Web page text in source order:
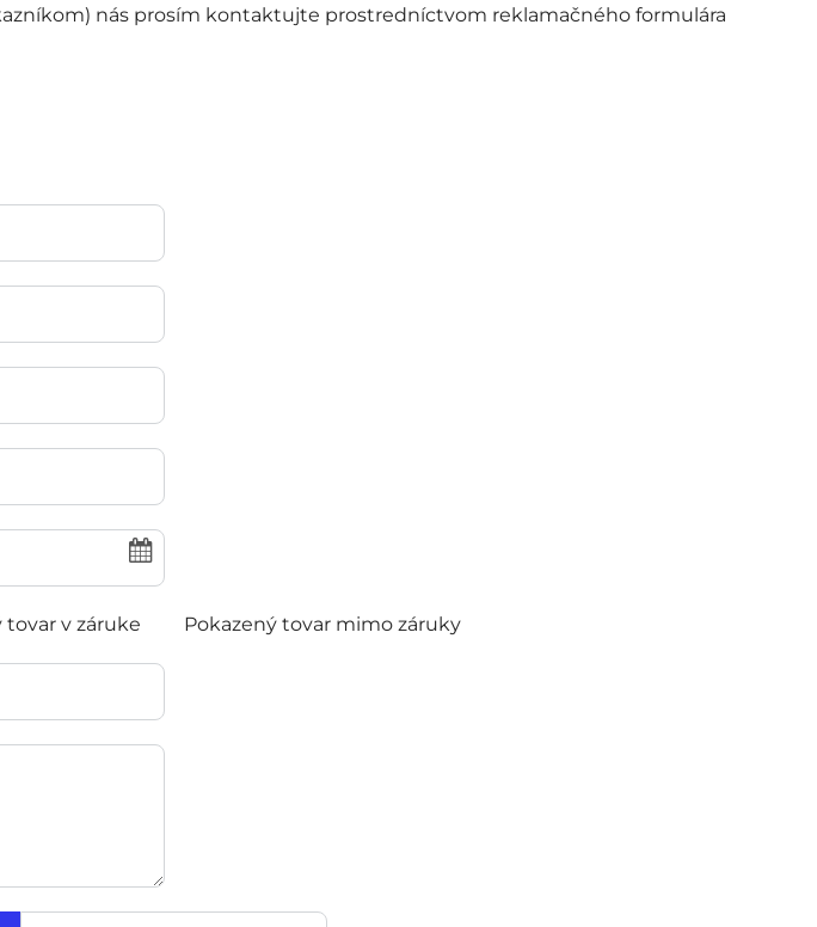
nás prosím kontaktujte prostredníctvom reklamačného formulára
tovar v záruke Pokazený tovar mimo záruky